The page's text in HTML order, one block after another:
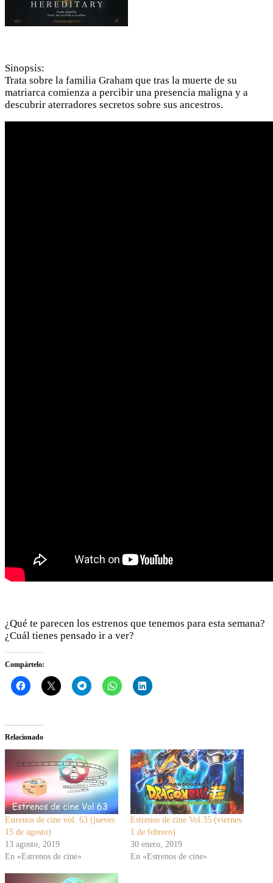
Sinopsis:
Trata sobre la familia Graham que tras la muerte de su
matriarca comienza a percibir una presencia maligna y a
descubrir aterradores secretos sobre sus ancestros.
¿Qué te parecen los estrenos que tenemos para esta semana?
¿Cuál tienes pensado ir a ver?
Compártelo:
Relacionado
Estrenos de cine vol. 63 (jueves
15 de agosto)
13 agosto, 2019
En «Estrenos de cine»
Estrenos de cine Vol.35 (viernes
1 de febrero)
30 enero, 2019
En «Estrenos de cine»